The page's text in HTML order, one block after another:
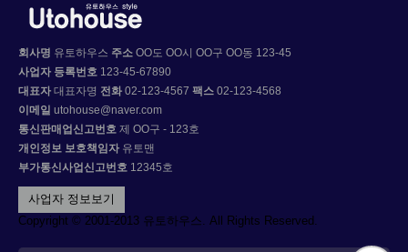
회사명 유토하우스 주소 OO도 OO시 OO구 OO동 123-45
사업자 등록번호 123-45-67890
대표자 대표자명 전화 02-123-4567 팩스 02-123-4568
이메일 utohouse@naver.com
통신판매업신고번호 제 OO구 - 123호
개인정보 보호책임자 유토맨
부가통신사업신고번호 12345호
Copyright © 2001-2013 유토하우스. All Rights Reserved.